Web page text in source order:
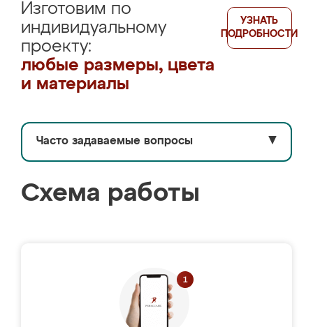
Изготовим по
индивидуальному
проекту:
любые размеры, цвета
и материалы
УЗНАТЬ
ПОДРОБНОСТИ
Часто задаваемые вопросы ▼
Схема работы